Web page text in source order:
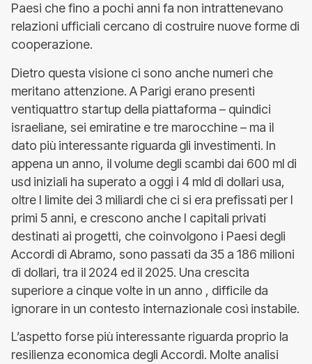
Paesi che fino a pochi anni fa non intrattenevano
relazioni ufficiali cercano di costruire nuove forme di
cooperazione.
Dietro questa visione ci sono anche numeri che
meritano attenzione. A Parigi erano presenti
ventiquattro startup della piattaforma – quindici
israeliane, sei emiratine e tre marocchine – ma il
dato più interessante riguarda gli investimenti. In
appena un anno, il volume degli scambi dai 600 ml di
usd iniziali ha superato a oggi i 4 mld di dollari usa,
oltre I limite dei 3 miliardi che ci si era prefissati per I
primi 5 anni, e crescono anche I capitali privati
destinati ai progetti, che coinvolgono i Paesi degli
Accordi di Abramo, sono passati da 35 a 186 milioni
di dollari, tra il 2024 ed il 2025. Una crescita
superiore a cinque volte in un anno , difficile da
ignorare in un contesto internazionale così instabile.
L’aspetto forse più interessante riguarda proprio la
resilienza economica degli Accordi. Molte analisi